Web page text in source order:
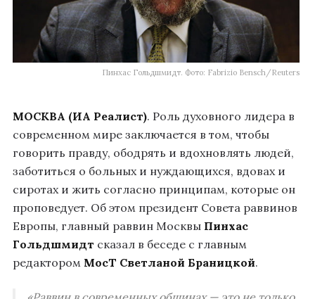
Пинхас Гольдшмидт. Фото: Fabrizio Bensch/Reuters
МОСКВА (ИА Реалист). Роль духовного лидера в
современном мире заключается в том, чтобы
говорить правду, ободрять и вдохновлять людей,
заботиться о больных и нуждающихся, вдовах и
сиротах и жить согласно принципам, которые он
проповедует. Об этом президент Совета раввинов
Европы, главный раввин Москвы Пинхас
Гольдшмидт сказал в беседе с главным
редактором МосТ Светланой Браницкой.